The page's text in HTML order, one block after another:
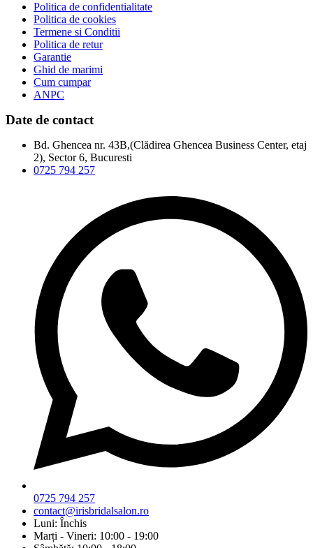
Politica de confidentialitate
Politica de cookies
Termene si Conditii
Politica de retur
Garantie
Ghid de marimi
Cum cumpar
ANPC
Date de contact
Bd. Ghencea nr. 43B,(Clădirea Ghencea Business Center, etaj
2), Sector 6, Bucuresti
0725 794 257
0725 794 257
contact@irisbridalsalon.ro
Luni: Închis
Marți - Vineri: 10:00 - 19:00